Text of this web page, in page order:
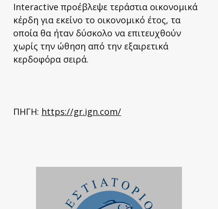
Interactive προέβλεψε τεράστια οικονομικά
κέρδη για εκείνο το οικονομικό έτος, τα
οποία θα ήταν δύσκολο να επιτευχθούν
χωρίς την ώθηση από την εξαιρετικά
κερδοφόρα σειρά.
ΠΗΓΗ: https://gr.ign.com/